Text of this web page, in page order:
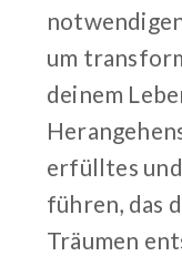
um
deinem
erfülltes
führen, das
Träumen